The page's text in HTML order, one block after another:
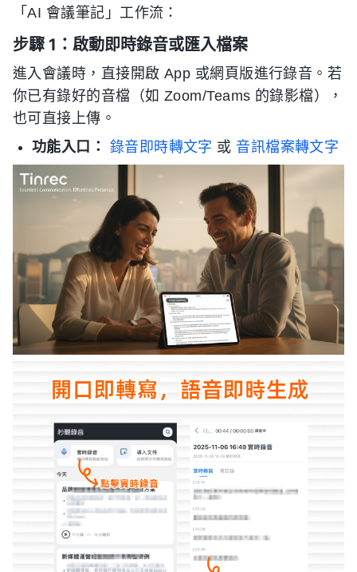
「AI 會議筆記」工作流：
步驟 1：啟動即時錄音或匯入檔案
進入會議時，直接開啟 App 或網頁版進行錄音。若
你已有錄好的音檔（如 Zoom/Teams 的錄影檔），
也可直接上傳。
功能入口：
錄音即時轉文字 或 音訊檔案轉文字